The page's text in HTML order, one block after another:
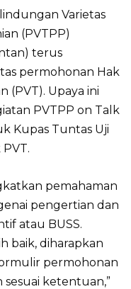
Varietas
(PVTPP)
terus
permohonan Hak
(PVT). Upaya ini
PVTPP on Talk
Kupas Tuntas Uji
pemahaman
pengertian dan
atau BUSS.
baik, diharapkan
permohonan
sesuai ketentuan,”